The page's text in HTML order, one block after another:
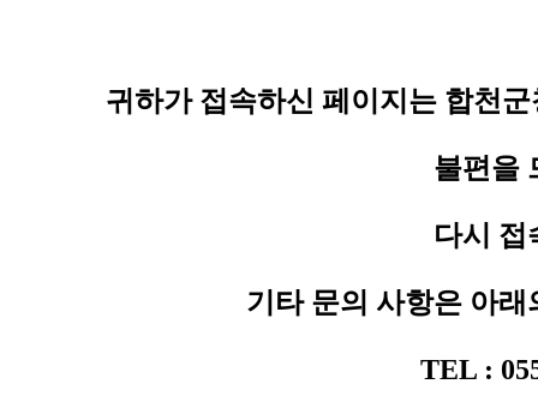
귀하가 접속하신 페이지는 합천
불편을
다시 접
기타 문의 사항은 아
TEL :